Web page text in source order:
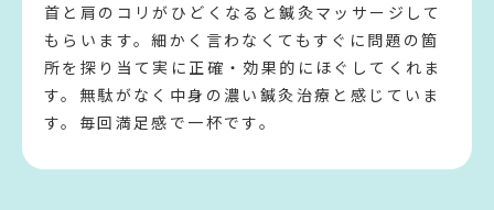
首と肩のコリがひどくなると鍼灸マッサージして
もらいます。細かく言わなくてもすぐに問題の箇
所を探り当て実に正確・効果的にほぐしてくれま
す。無駄がなく中身の濃い鍼灸治療と感じていま
す。毎回満足感で一杯です。